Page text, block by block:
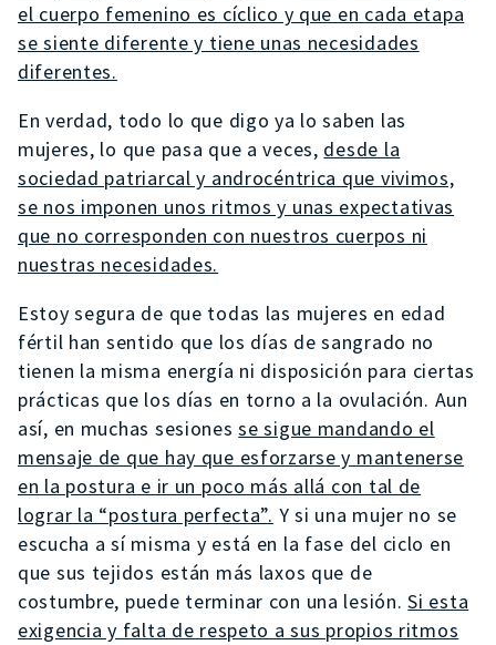
el cuerpo femenino es cíclico y que en cada etapa
se siente diferente y tiene unas necesidades
diferentes.
En verdad, todo lo que digo ya lo saben las
mujeres, lo que pasa que a veces, desde la
sociedad patriarcal y androcéntrica que vivimos,
se nos imponen unos ritmos y unas expectativas
que no corresponden con nuestros cuerpos ni
nuestras necesidades.
Estoy segura de que todas las mujeres en edad
fértil han sentido que los días de sangrado no
tienen la misma energía ni disposición para ciertas
prácticas que los días en torno a la ovulación. Aun
así, en muchas sesionesse sigue mandando el
mensaje de que hay que esforzarse y mantenerse
en la postura e ir un poco más allá con tal de
lograr la “postura perfecta”. Y si una mujer no se
escucha a sí misma y está en la fase del ciclo en
que sus tejidos están más laxos que de
costumbre, puede terminar con una lesión.Si esta
exigencia y falta de respeto a sus propios ritmos